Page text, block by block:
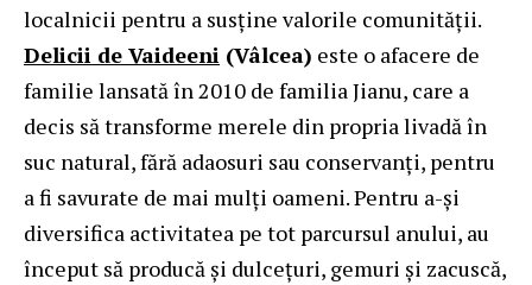
localnicii pentru a susține valorile comunității.
Delicii de Vaideeni (Vâlcea) este o afacere de
familie lansată în 2010 de familia Jianu, care a
decis să transforme merele din propria livadă în
suc natural, fără adaosuri sau conservanți, pentru
a fi savurate de mai mulți oameni. Pentru a-și
diversifica activitatea pe tot parcursul anului, au
început să producă și dulcețuri, gemuri și zacuscă,